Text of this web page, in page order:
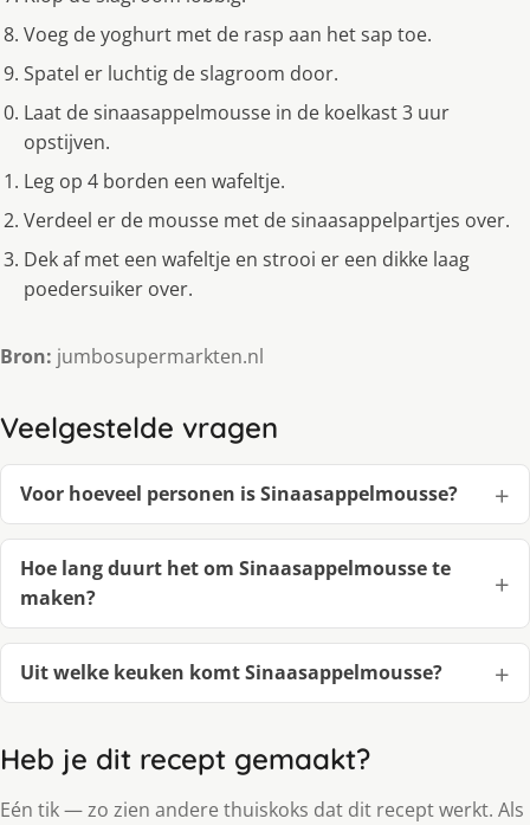
Voeg de yoghurt met de rasp aan het sap toe.
Spatel er luchtig de slagroom door.
Laat de sinaasappelmousse in de koelkast 3 uur
opstijven.
Leg op 4 borden een wafeltje.
Verdeel er de mousse met de sinaasappelpartjes over.
Dek af met een wafeltje en strooi er een dikke laag
poedersuiker over.
Bron: jumbosupermarkten.nl
Veelgestelde vragen
Voor hoeveel personen is Sinaasappelmousse?
Hoe lang duurt het om Sinaasappelmousse te
maken?
Uit welke keuken komt Sinaasappelmousse?
Heb je dit recept gemaakt?
Eén tik — zo zien andere thuiskoks dat dit recept werkt. Als